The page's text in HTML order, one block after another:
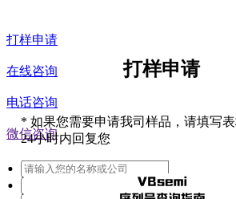
打样申请
在线咨询
电话咨询
微信咨询
打样申请
* 如果您需要申请我司样品，请填写
24小时内回复您